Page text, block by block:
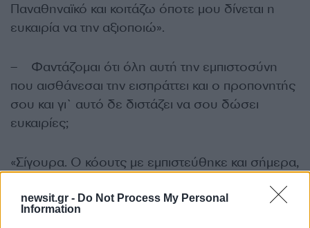
newsit.gr - Do Not Process My Personal
Information
Παναθηναϊκό και κοιτάζω όποτε μου δίνεται η
ευκαιρία να την αξιοποιώ».
– Φαντάζομαι ότι όλη αυτή την εμπιστοσύνη
που αισθάνεσαι την εισπράττει και ο προπονητής
σου και γι` αυτό δε διστάζει να σου δώσει
ευκαιρίες;
«Σίγουρα. Ο κόουτς με εμπιστεύθηκε και σήμερα,
καλύτερο μου εαυτό. Το γεγονός ότι βοήθησαν
και εγώ με τον τρόπο μου να ξεφύγουμε στο